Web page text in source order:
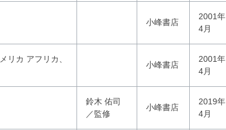
小峰書店
2001年
4月
リカ アフリカ、
小峰書店
2001年
4月
鈴木 佑司
／監修
小峰書店
2019年
4月